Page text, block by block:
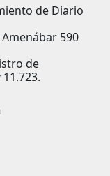
de Diario
590
de